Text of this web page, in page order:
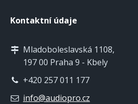
Kontaktní údaje
Mladoboleslavská 1108,
197 00 Praha 9 - Kbely
+420 257 011 177
info@audiopro.cz